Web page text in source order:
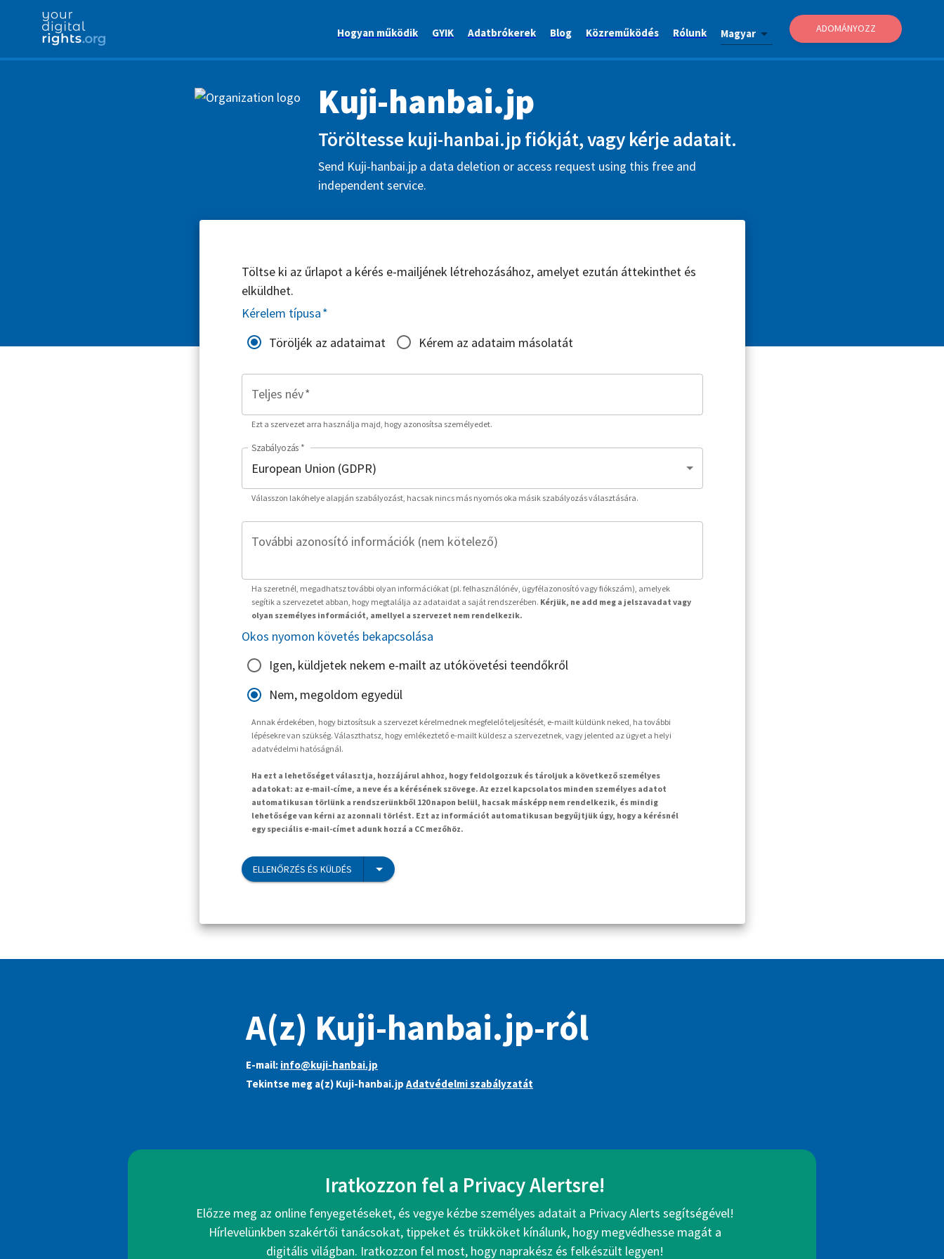
Hogyan működik GYIK Adatbrókerek Blog Közreműködés Rólunk Magyar ADOMÁNYOZZ
Kuji-hanbai.jp
Töröltesse kuji-hanbai.jp fiókját, vagy kérje adatait.
Send Kuji-hanbai.jp a data deletion or access request using this free and
independent service.
Töltse ki az űrlapot a kérés e-mailjének létrehozásához, amelyet ezután áttekinthet és
elküldhet.
Kérelem típusa*
Töröljék az adataimat
Kérem az adataim másolatát
Teljes név*
Ezt a szervezet arra használja majd, hogy azonosítsa személyedet.
Szabályozás *
Válasszon lakóhelye alapján szabályozást, hacsak nincs más nyomós oka másik szabályozás választására.
További azonosító információk (nem kötelező)
Ha szeretnél, megadhatsz további olyan információkat (pl. felhasználónév, ügyfélazonosító vagy fiókszám), amelyek
segítik a szervezetet abban, hogy megtalálja az adataidat a saját rendszerében. Kérjük, ne add meg a jelszavadat vagy
olyan személyes információt, amellyel a szervezet nem rendelkezik.
Okos nyomon követés bekapcsolása
Igen, küldjetek nekem e-mailt az utókövetési teendőkről
Nem, megoldom egyedül
Annak érdekében, hogy biztosítsuk a szervezet kérelmednek megfelelő teljesítését, e-mailt küldünk neked, ha további
lépésekre van szükség. Választhatsz, hogy emlékeztető e-mailt küldesz a szervezetnek, vagy jelented az ügyet a helyi
adatvédelmi hatóságnál.
Ha ezt a lehetőséget választja, hozzájárul ahhoz, hogy feldolgozzuk és tároljuk a következő személyes
adatokat: az e-mail-címe, a neve és a kérésének szövege. Az ezzel kapcsolatos minden személyes adatot
automatikusan törlünk a rendszerünkből 120 napon belül, hacsak másképp nem rendelkezik, és mindig
lehetősége van kérni az azonnali törlést. Ezt az információt automatikusan begyűjtjük úgy, hogy a kérésnél
egy speciális e-mail-címet adunk hozzá a CC mezőhöz.
ELLENŐRZÉS ÉS KÜLDÉS
A(z) Kuji-hanbai.jp-ról
E-mail: info@kuji-hanbai.jp
Tekintse meg a(z) Kuji-hanbai.jp Adatvédelmi szabályzatát
Iratkozzon fel a Privacy Alertsre!
Előzze meg az online fenyegetéseket, és vegye kézbe személyes adatait a Privacy Alerts segítségével!
Hírlevelünkben szakértői tanácsokat, tippeket és trükköket kínálunk, hogy megvédhesse magát a
digitális világban. Iratkozzon fel most, hogy naprakész és felkészült legyen!